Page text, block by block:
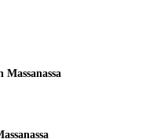
Massanassa